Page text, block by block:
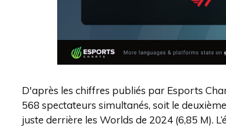
D'après les chiffres publiés par Esports
568 spectateurs simultanés, soit le
juste derrière les Worlds de 2024 (6,85 M).